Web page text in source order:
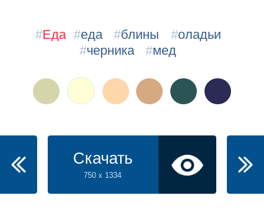
#Еда #еда #блины #оладьи
#черника #мед
Скачать
750 x 1334